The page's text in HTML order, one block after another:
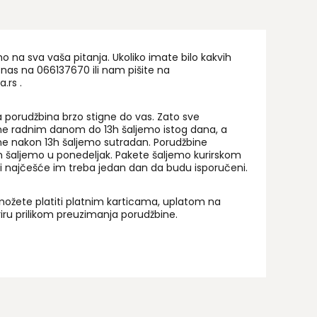
na sva vaša pitanja. Ukoliko imate bilo kakvih
na 066137670 ili nam pišite na
.
brzo stigne do vas. Zato sve
radnim danom do 13h šaljemo istog dana, a
nakon 13h šaljemo sutradan. Porudžbine
u ponedeljak. Pakete šaljemo kurirskom
i najčešće im treba jedan dan da budu isporučeni.
platiti platnim karticama, uplatom na
prilikom preuzimanja porudžbine.